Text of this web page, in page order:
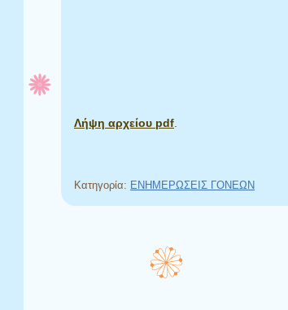
Λήψη αρχείου pdf
Κατηγορία: ΕΝΗΜΕΡΩΣΕΙΣ ΓΟΝΕΩΝ